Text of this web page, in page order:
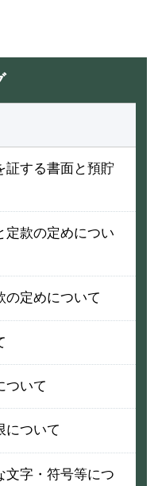
証する書面と預貯
定款の定めについ
の定めについて
ついて
について
文字・符号等につ